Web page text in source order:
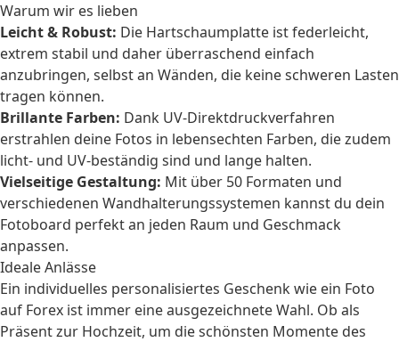
Warum wir es lieben
Leicht & Robust: Die Hartschaumplatte ist federleicht,
extrem stabil und daher überraschend einfach
anzubringen, selbst an Wänden, die keine schweren Lasten
tragen können.
Brillante Farben: Dank UV-Direktdruckverfahren
erstrahlen deine Fotos in lebensechten Farben, die zudem
licht- und UV-beständig sind und lange halten.
Vielseitige Gestaltung: Mit über 50 Formaten und
verschiedenen Wandhalterungssystemen kannst du dein
Fotoboard perfekt an jeden Raum und Geschmack
anpassen.
Ideale Anlässe
Ein individuelles personalisiertes Geschenkwie ein Foto
auf Forex ist immer eine ausgezeichnete Wahl. Ob als
Präsent zur Hochzeit, um die schönsten Momente des